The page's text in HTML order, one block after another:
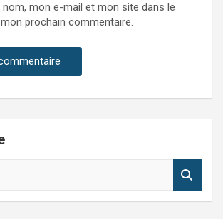
nom, mon e-mail et mon site dans le
prochain commentaire.